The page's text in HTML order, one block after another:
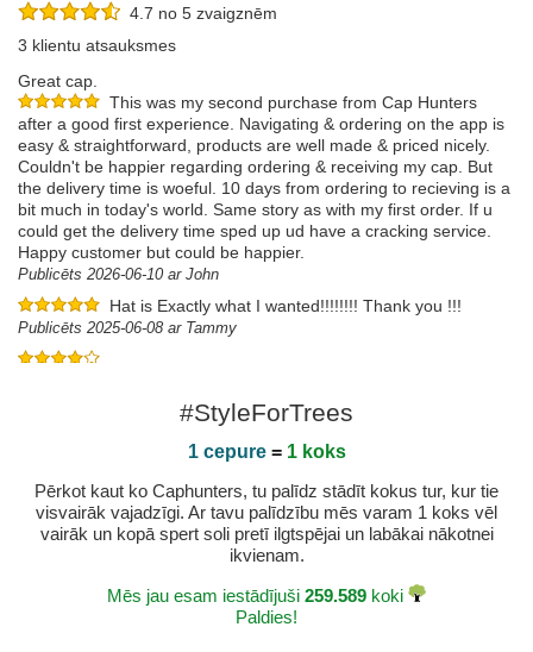
4.7 no 5 zvaigznēm
3 klientu atsauksmes
Great cap.
This was my second purchase from Cap Hunters
after a good first experience. Navigating & ordering on the app is
easy & straightforward, products are well made & priced nicely.
Couldn't be happier regarding ordering & receiving my cap. But
the delivery time is woeful. 10 days from ordering to recieving is a
bit much in today's world. Same story as with my first order. If u
could get the delivery time sped up ud have a cracking service.
Happy customer but could be happier.
Publicēts 2026-06-10 ar John
Hat is Exactly what I wanted!!!!!!!! Thank you !!!
Publicēts 2025-06-08 ar Tammy
#StyleForTrees
1 cepure= 1 koks
Pērkot kaut ko Caphunters, tu palīdz stādīt kokus tur, kur tie
visvairāk vajadzīgi. Ar tavu palīdzību mēs varam 1 koks vēl
vairāk un kopā spert soli pretī ilgtspējai un labākai nākotnei
ikvienam.
Mēs jau esam iestādījuši 259.589 koki
Paldies!